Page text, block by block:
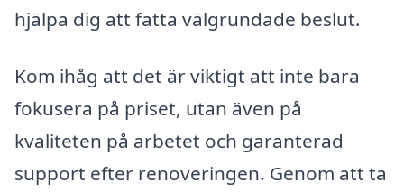
hjälpa dig att fatta välgrundade beslut.
Kom ihåg att det är viktigt att inte bara
fokusera på priset, utan även på
kvaliteten på arbetet och garanterad
support efter renoveringen. Genom att ta